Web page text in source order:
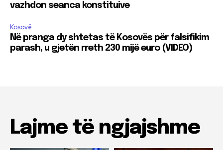
vazhdon seanca konstituive
Kosovë
Në pranga dy shtetas të Kosovës për falsifikim
parash, u gjetën rreth 230 mijë euro (VIDEO)
Lajme të ngjajshme